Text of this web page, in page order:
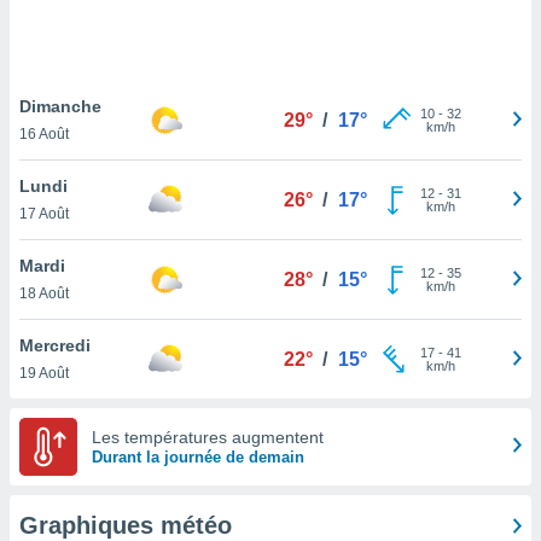
pas
de
à
cas,
que
sur le
et que
Dimanche
16 Août
29° / 17° 10- 32
km/h
Lundi
17 Août
26° / 17° 12- 31
km/h
Mardi
18 Août
28° / 15° 12- 35
km/h
Mercredi
19 Août
22° / 15° 17- 41
km/h
Les températures augmentent
Durant la journée de demain
Graphiques météo